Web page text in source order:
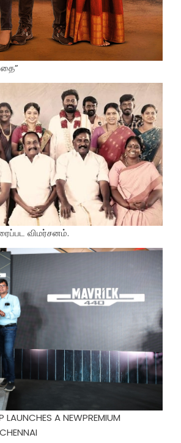
விமர்சனம்.
LAUNCHES A NEWPREMIUM